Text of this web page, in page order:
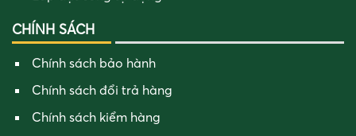
CHÍNH SÁCH
Chính sách bảo hành
Chính sách đổi trả hàng
Chính sách kiểm hàng